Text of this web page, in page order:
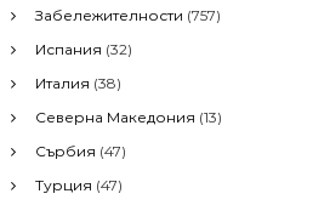
Забележителности (757)
Испания (32)
Италия (38)
Северна Македония (13)
Сърбия (47)
Турция (47)